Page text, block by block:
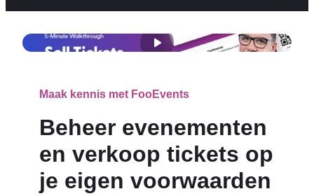
Maak kennis met FooEvents
Beheer evenementen
en verkoop tickets op
je eigen voorwaarden